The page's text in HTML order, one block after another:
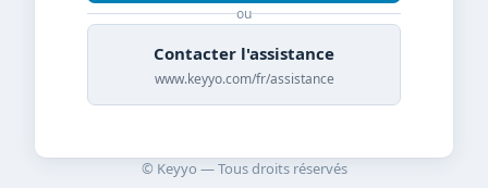
ou
Contacter l'assistance
www.keyyo.com/fr/assistance
© Keyyo — Tous droits réservés